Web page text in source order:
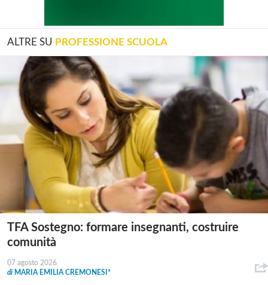
ALTRE SU PROFESSIONE SCUOLA
TFA Sostegno: formare insegnanti, costruire
comunità
07 agosto 2026
di MARIA EMILIA CREMONESI*